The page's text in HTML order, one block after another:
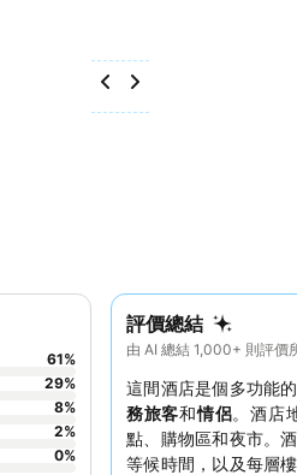
評價總結
由 AI 總結 1,000+ 則評價
這間酒店是個多功能
務旅客和情侶。酒店
點、購物區和夜市。
等候時間，以及每層
61%
29%
8%
2%
0%